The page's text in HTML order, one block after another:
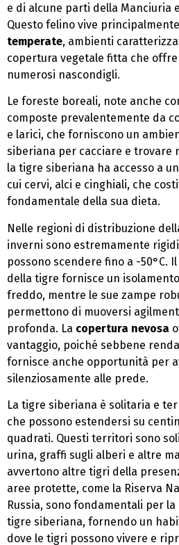
e di alcune parti della Manciuria
Questo felino vive
temperate, ambienti
copertura vegetale fitta che
numerosi nascondigli.
Le foreste boreali, note anche
composte prevalentemente da
e larici, che forniscono un
siberiana per cacciare e trovare
la tigre siberiana ha accesso a
cui cervi, alci e cinghiali, che
fondamentale della sua dieta.
Nelle regioni di distribuzione
inverni sono estremamente
possono scendere fino a -50°C.
della tigre fornisce un
freddo, mentre le sue zampe
permettono di muoversi
profonda. La copertura nevosa
vantaggio, poiché sebbene
fornisce anche opportunità per
silenziosamente alle prede.
La tigre siberiana è solitaria e
che possono estendersi su
quadrati. Questi territori sono
urina, graffi sugli alberi e altre
avvertono altre tigri della
aree protette, come la Riserva
Russia, sono fondamentali per
tigre siberiana, fornendo un
dove le tigri possono vivere e